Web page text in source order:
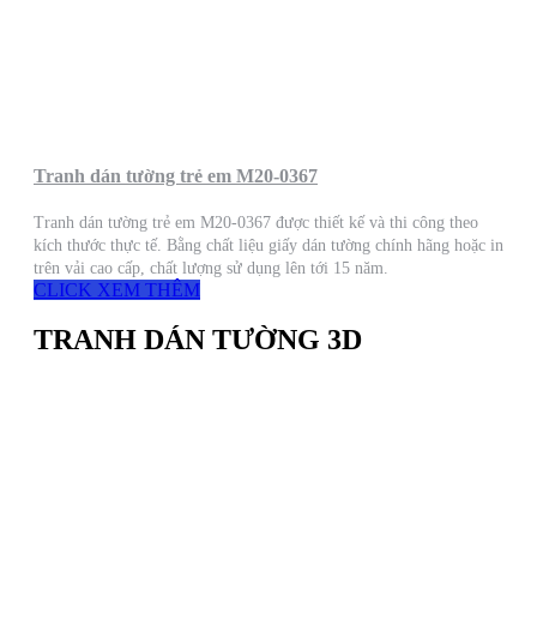
Tranh dán tường trẻ em M20-0367
Tranh dán tường trẻ em M20-0367 được thiết kế và thi công theo
kích thước thực tế. Bằng chất liệu giấy dán tường chính hãng hoặc in
trên vải cao cấp, chất lượng sử dụng lên tới 15 năm.
CLICK XEM THÊM
TRANH DÁN TƯỜNG 3D